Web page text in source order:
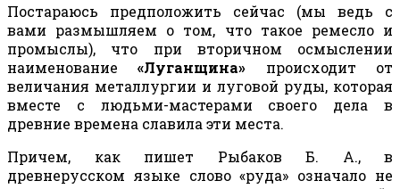
Постараюсь предположить сейчас (мы ведь с
вами размышляем о том, что такое ремесло и
промыслы), что при вторичном осмыслении
наименование«Луганщина» происходит от
величания металлургии и луговой руды, которая
вместе с людьми-мастерами своего дела в
древние времена славила эти места.
Причем, как пишет Рыбаков Б. А., в
древнерусском языке слово «руда» означало не